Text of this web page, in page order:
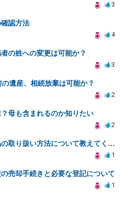
3
認方法
4
の姓への変更は可能か？
3
遺産、相続放棄は可能か？
2
母も含まれるのか知りたい
2
相続放棄後の財産調査品の取り扱い方法について教えてください
1
売却手続きと必要な登記について
1